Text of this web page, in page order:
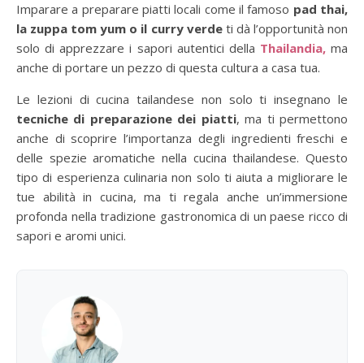
Imparare a preparare piatti locali come il famoso pad thai,
la zuppa tom yum o il curry verdeti dà l’opportunità non
solo di apprezzare i sapori autentici della Thailandia,ma
anche di portare un pezzo di questa cultura a casa tua.
Le lezioni di cucina tailandese non solo ti insegnano le
tecniche di preparazione dei piatti, ma ti permettono
anche di scoprire l’importanza degli ingredienti freschi e
delle spezie aromatiche nella cucina thailandese. Questo
tipo di esperienza culinaria non solo ti aiuta a migliorare le
tue abilità in cucina, ma ti regala anche un’immersione
profonda nella tradizione gastronomica di un paese ricco di
sapori e aromi unici.